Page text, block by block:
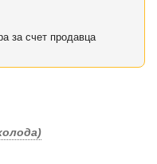
за счет продавца